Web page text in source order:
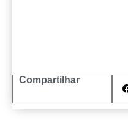
Compartilhar